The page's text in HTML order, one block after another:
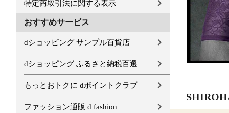
特定商取引法に関する表示
おすすめサービス
dショッピング サンプル百貨店
dショッピング ふるさと納税百選
もっとおトクに dポイントクラブ
ファッション通販 d fashion